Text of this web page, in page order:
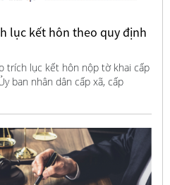
lục kết hôn theo quy định
trích lục kết hôn nộp tờ khai cấp
ban nhân dân cấp xã, cấp